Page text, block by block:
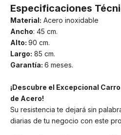
Especificaciones
Material: Acero inoxidable
Ancho: 45 cm.
Alto: 90 cm.
Largo: 85 cm.
Garantía: 6 meses.
¡Descubre el Excepcional
de Acero!
Su resistencia te dejará sin
diarias de tu negocio con este